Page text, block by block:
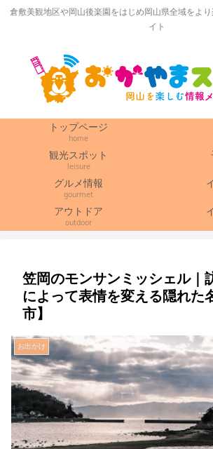
倉敷美観地区や岡山後楽園をはじめ岡山県全域をよ
イト
トップページ
home
観光スポット
leisure
グルメ情報
gourmet
アウトドア
outdoor
笠岡のモンサンミッシェル｜
によって表情を変える隠れた
市】
お出かけ